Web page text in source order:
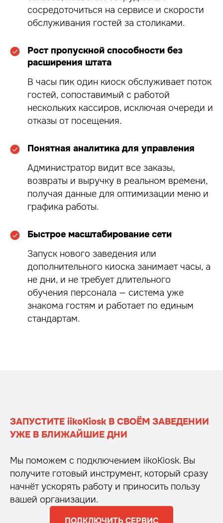
сосредоточиться на сервисе и скорости
обслуживания гостей за столиками.
Рост пропускной способности без
расширения штата
В часы пик один киоск обслуживает поток
гостей, сопоставимый с работой
нескольких кассиров, исключая очереди и
отказы от посещения.
Понятная аналитика для управления
Администратор видит все заказы,
возвраты и выручку в реальном времени,
получая данные для оптимизации меню и
графика работы.
Быстрое масштабирование сети
Запуск нового заведения или
дополнительного киоска занимает часы, а
не дни, и не требует длительного
обучения персонала — система уже
знакома гостям и работает по единым
стандартам.
ЗАПУСТИТЕ iikoKiosk В СВОЁМ ЗАВЕДЕНИИ
УЖЕ В БЛИЖАЙШИЕ ДНИ
Мы поможем с подключением iikoKiosk. Вы
получите готовый инструмент, который сразу
начнёт ускорять работу и приносить пользу
вашей организации.
ПОДКЛЮЧИТЬ СЕРВИС